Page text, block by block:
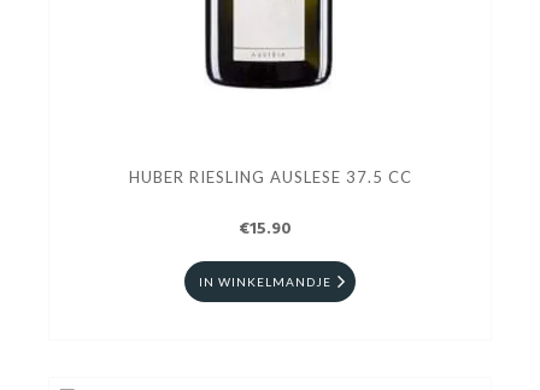
HUBER RIESLING AUSLESE 37.5 CC
€15.90
IN WINKELMANDJE